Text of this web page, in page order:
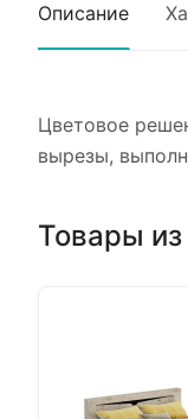
Описание
Цветовое
вырезы,
Товары